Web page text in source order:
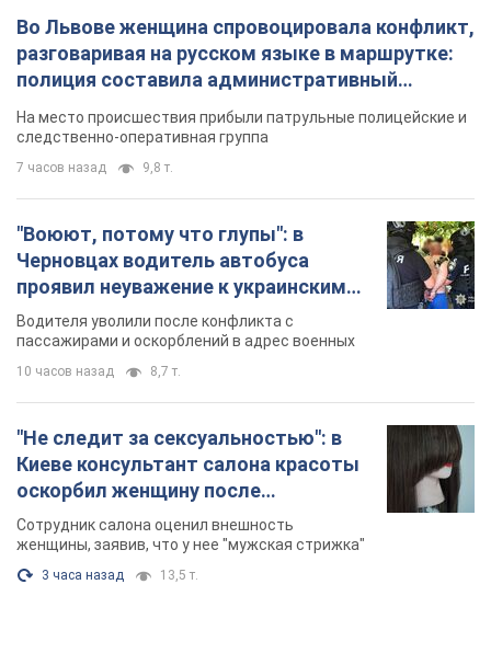
Во Львове женщина спровоцировала конфликт,
разговаривая на русском языке в маршрутке:
полиция составила административный
протокол. Видео
На место происшествия прибыли патрульные полицейские и
следственно-оперативная группа
7 часов назад 9,8 т.
"Воюют, потому что глупы": в
Черновцах водитель автобуса
проявил неуважение к украинским
военным и поплатился за это.
Видео
Водителя уволили после конфликта с
пассажирами и оскорблений в адрес военных
10 часов назад 8,7 т.
"Не следит за сексуальностью": в
Киеве консультант салона красоты
оскорбил женщину после
химиотерапии, разгорелся скандал.
Фото
Сотрудник салона оценил внешность
женщины, заявив, что у нее "мужская стрижка"
3 часа назад 13,5 т.